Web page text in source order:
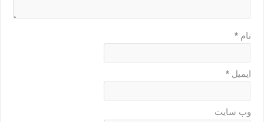
نام*
ایمیل*
وب‌ سایت